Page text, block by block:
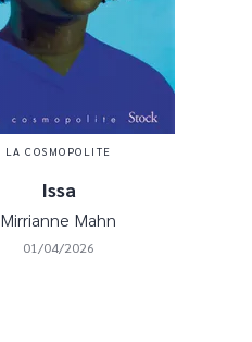
LA COSMOPOLITE
Issa
Mirrianne Mahn
01/04/2026